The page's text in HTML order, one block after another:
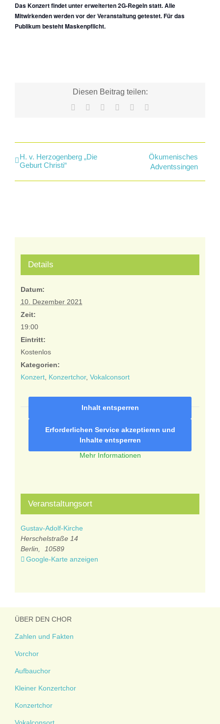
Das Konzert findet unter erweiterten 2G-Regeln statt. Alle
Mitwirkenden werden vor der Veranstaltung getestet. Für das
Publikum besteht Maskenpflicht.
Diesen Beitrag teilen:
Facebook LinkedInWhatsApp
Tumblr
H. v. Herzogenberg „Die
Geburt Christi“
Ökumenisches
Adventssingen
Details
Datum:
10. Dezember 2021
Zeit:
19:00
Eintritt:
Kostenlos
Kategorien:
Konzert, Konzertchor, Vokalconsort
Veranstaltungsort
Gustav-Adolf-Kirche
Herschelstraße 14
Berlin,
10589
Google-Karte anzeigen
Inhalt entsperren
Erforderlichen Service akzeptieren und
Inhalte entsperren
Mehr Informationen
ÜBER DEN CHOR
Zahlen und Fakten
Vorchor
Aufbauchor
Kleiner Konzertchor
Konzertchor